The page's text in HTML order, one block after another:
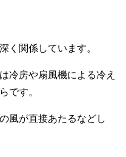
く関係しています。
冷房や扇風機による冷え
です。
風が直接あたるなどし